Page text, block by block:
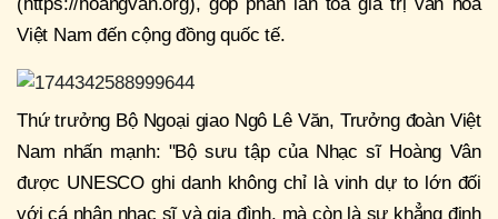
Việt Nam đến cộng đồng quốc tế.
Thứ trưởng Bộ Ngoại giao Ngô Lê Văn, Trưởng đoàn Việt
Nam nhấn mạnh: "Bộ sưu tập của Nhạc sĩ Hoàng Vân
được UNESCO ghi danh không chỉ là vinh dự to lớn đối
với cá nhân nhạc sĩ và gia đình, mà còn là sự khẳng định